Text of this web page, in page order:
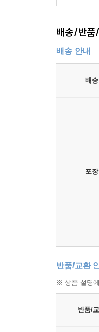
배송/반품
배송 안내
배
포
반품/교환
※ 상품 설명
반품/